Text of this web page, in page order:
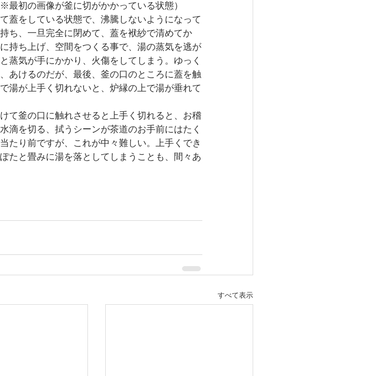
初の画像が釜に切がかかっている状態）
蓋をしている状態で、沸騰しないようになって
ち、一旦完全に閉めて、蓋を袱紗で清めてか
持ち上げ、空間をつくる事で、湯の蒸気を逃が
蒸気が手にかかり、火傷をしてしまう。ゆっく
あけるのだが、最後、釜の口のところに蓋を触
湯が上手く切れないと、炉縁の上で湯が垂れて
て釜の口に触れさせると上手く切れると、お稽
滴を切る、拭うシーンが茶道のお手前にはたく
たり前ですが、これが中々難しい。上手くでき
たと畳みに湯を落としてしまうことも、間々あ
すべて表示